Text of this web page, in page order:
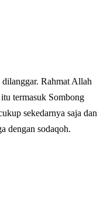
Rahmat Allah
termasuk Sombong
sekedarnya saja dan
dengan sodaqoh.